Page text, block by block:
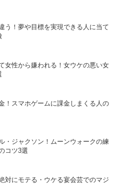
う！夢や目標を実現できる人に当て
女性から嫌われる！女ウケの悪い女
！スマホゲームに課金しまくる人の
・ジャクソン！ムーンウォークの練
コツ3選
対にモテる・ウケる宴会芸でのマジ